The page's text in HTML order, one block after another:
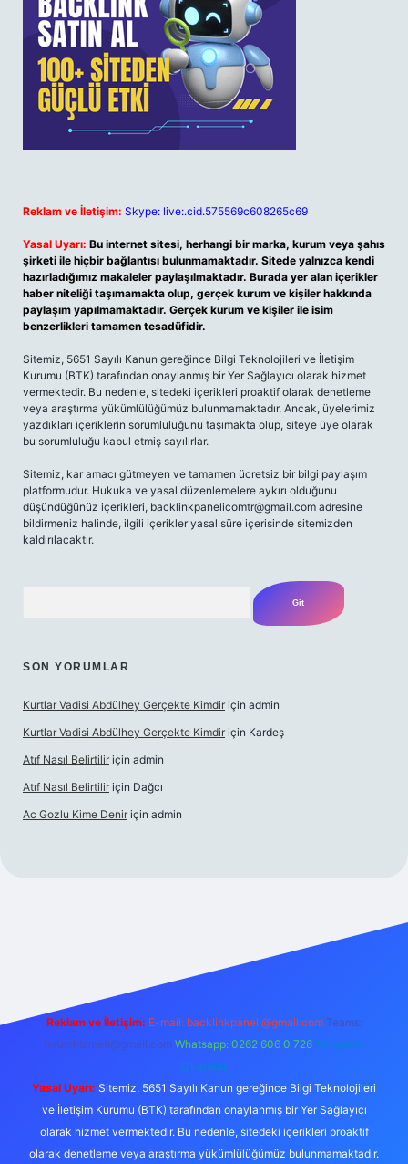
Reklam ve İletişim: Skype: live:.cid.575569c608265c69
Yasal Uyarı: Bu internet sitesi, herhangi bir marka, kurum veya şahıs
şirketi ile hiçbir bağlantısı bulunmamaktadır. Sitede yalnızca kendi
hazırladığımız makaleler paylaşılmaktadır. Burada yer alan içerikler
haber niteliği taşımamakta olup, gerçek kurum ve kişiler hakkında
paylaşım yapılmamaktadır. Gerçek kurum ve kişiler ile isim
benzerlikleri tamamen tesadüfidir.
Sitemiz, 5651 Sayılı Kanun gereğince Bilgi Teknolojileri ve İletişim
Kurumu (BTK) tarafından onaylanmış bir Yer Sağlayıcı olarak hizmet
vermektedir. Bu nedenle, sitedeki içerikleri proaktif olarak denetleme
veya araştırma yükümlülüğümüz bulunmamaktadır. Ancak, üyelerimiz
yazdıkları içeriklerin sorumluluğunu taşımakta olup, siteye üye olarak
bu sorumluluğu kabul etmiş sayılırlar.
Sitemiz, kar amacı gütmeyen ve tamamen ücretsiz bir bilgi paylaşım
platformudur. Hukuka ve yasal düzenlemelere aykırı olduğunu
düşündüğünüz içerikleri, backlinkpanelicomtr@gmail.com adresine
bildirmeniz halinde, ilgili içerikler yasal süre içerisinde sitemizden
kaldırılacaktır.
SON YORUMLAR
Kurtlar Vadisi Abdülhey Gerçekte Kimdir için admin
Kurtlar Vadisi Abdülhey Gerçekte Kimdir için Kardeş
Atıf Nasıl Belirtilir için admin
Atıf Nasıl Belirtilir için Dağcı
Ac Gozlu Kime Denir için admin
Reklam ve İletişim: E-mail: backlinkpaneli@gmail.com Teams:
forumhizmeti@gmail.com Whatsapp: 0262 606 0 726 Telegram:
@karabul
Yasal Uyarı: Sitemiz, 5651 Sayılı Kanun gereğince Bilgi Teknolojileri
ve İletişim Kurumu (BTK) tarafından onaylanmış bir Yer Sağlayıcı
olarak hizmet vermektedir. Bu nedenle, sitedeki içerikleri proaktif
olarak denetleme veya araştırma yükümlülüğümüz bulunmamaktadır.